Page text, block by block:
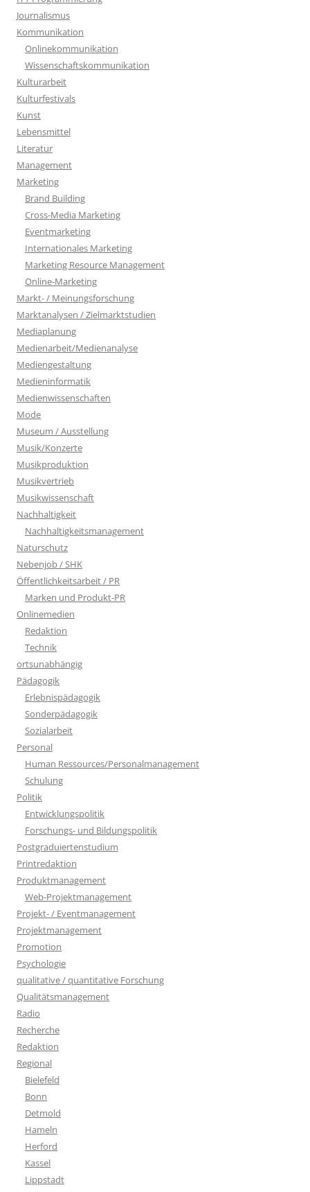
Journalismus
Kommunikation
Onlinekommunikation
Wissenschaftskommunikation
Kulturarbeit
Kulturfestivals
Kunst
Lebensmittel
Literatur
Management
Marketing
Brand Building
Cross-Media Marketing
Eventmarketing
Internationales Marketing
Marketing Resource Management
Online-Marketing
Markt- / Meinungsforschung
Marktanalysen / Zielmarktstudien
Mediaplanung
Medienarbeit/Medienanalyse
Mediengestaltung
Medieninformatik
Medienwissenschaften
Mode
Museum / Ausstellung
Musik/Konzerte
Musikproduktion
Musikvertrieb
Musikwissenschaft
Nachhaltigkeit
Nachhaltigkeitsmanagement
Naturschutz
Nebenjob / SHK
Öffentlichkeitsarbeit / PR
Marken und Produkt-PR
Onlinemedien
Redaktion
Technik
ortsunabhängig
Pädagogik
Erlebnispädagogik
Sonderpädagogik
Sozialarbeit
Personal
Human Ressources/Personalmanagement
Schulung
Politik
Entwicklungspolitik
Forschungs- und Bildungspolitik
Postgraduiertenstudium
Printredaktion
Produktmanagement
Web-Projektmanagement
Projekt- / Eventmanagement
Projektmanagement
Promotion
Psychologie
qualitative / quantitative Forschung
Qualitätsmanagement
Radio
Recherche
Redaktion
Regional
Bielefeld
Bonn
Detmold
Hameln
Herford
Kassel
Lippstadt